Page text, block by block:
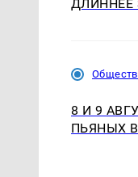
ДЛИННЕЕ
8 И 9
ПЬЯНЫХ